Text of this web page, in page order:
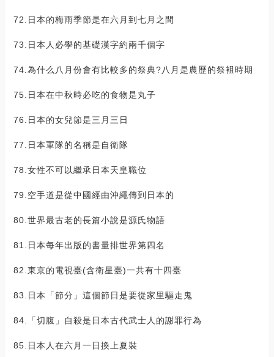
72.日本的梅雨季節是在六月到七月之間
73.日本人必學的基礎漢字約兩千個字
74.為什么八月份會有比較多的祭典?八月是農歷的祭袓時期
75.日本在中秋時必吃的食物是丸子
76.日本的女兒節是三月三日
77.日本軍隊的名稱是自衛隊
78.女性不可以繼承日本天皇職位
79.空手道是從中國經由沖繩傳到日本的
80.世界最古老的長篇小說是源氏物語
81.日本每年出版的書量排世界第四名
82.東京的電視臺(含衛星臺)一共有十四臺
83.日本「節分」這個節日是要從家里驅走鬼
84.「切腹」自殺是日本古代武士人的謝罪行為
85.日本人在六月一日換上夏裝